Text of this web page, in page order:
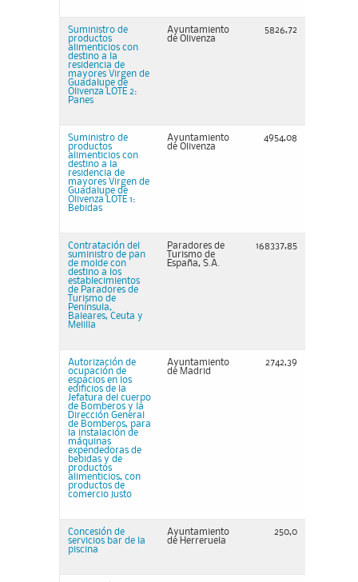
Suministro de
productos
alimenticios con
destino a la
residencia de
mayores Virgen de
Guadalupe de
Olivenza LOTE 2:
Panes
Ayuntamiento
de Olivenza
5826,72
Suministro de
productos
alimenticios con
destino a la
residencia de
mayores Virgen de
Guadalupe de
Olivenza LOTE 1:
Bebidas
Ayuntamiento
de Olivenza
4954,08
Contratación del
suministro de pan
de molde con
destino a los
establecimientos
de Paradores de
Turismo de
Península,
Baleares, Ceuta y
Melilla
Paradores de
Turismo de
España, S.A.
168337,85
Autorización de
ocupación de
espacios en los
edificios de la
Jefatura del cuerpo
de Bomberos y la
Dirección General
de Bomberos, para
la instalación de
máquinas
expendedoras de
bebidas y de
productos
alimenticios, con
productos de
comercio justo
Ayuntamiento
de Madrid
2742,39
Concesión de
servicios bar de la
piscina
Ayuntamiento
de Herreruela
250,0